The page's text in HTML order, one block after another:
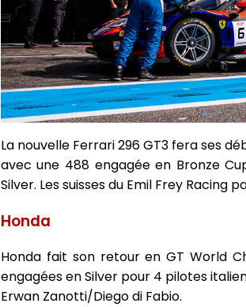
La nouvelle Ferrari 296 GT3 fera ses
avec une 488 engagée en Bronze
Silver. Les suisses du Emil Frey
Honda
Honda fait son retour en GT World
engagées en Silver pour 4 pilotes
Erwan Zanotti/Diego di Fabio.